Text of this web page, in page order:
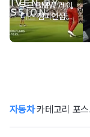
무드 BMW 레이
디스 챔피언십…
국내 유일 ‘드림
매치’ 성사되며 얼
자동차카테고리 포스